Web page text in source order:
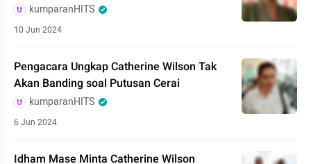
kumparanHITS
10 Jun 2024
Pengacara Ungkap Catherine Wilson Tak
Akan Banding soal Putusan Cerai
kumparanHITS
6 Jun 2024
Idham Mase Minta Catherine Wilson